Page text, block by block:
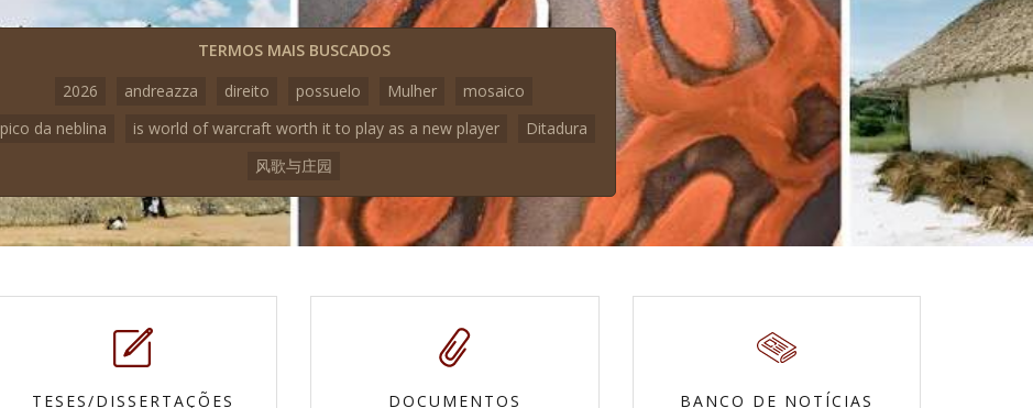
TERMOS MAIS BUSCADOS
2026
andreazza direito possuelo Mulher
mosaico
pico da neblina
is world of warcraft worth it to play as a new player
Ditadura
风歌与庄园
TESES/DISSERTAÇÕES DOCUMENTOS BANCO DE NOTÍCIAS